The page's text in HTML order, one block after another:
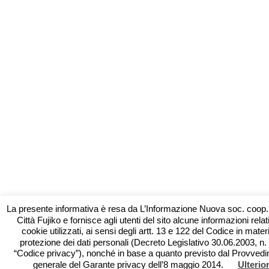
La presente informativa è resa da L’Informazione Nuova soc.
Città Fujiko e fornisce agli utenti del sito alcune informazioni
cookie utilizzati, ai sensi degli artt. 13 e 122 del Codice in
protezione dei dati personali (Decreto Legislativo 30.06.2003, n.
“Codice privacy”), nonché in base a quanto previsto dal
generale del Garante privacy dell’8 maggio 2014.